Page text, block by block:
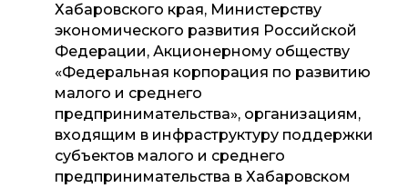
Хабаровского края, Министерству
экономического развития Российской
Федерации, Акционерному обществу
«Федеральная корпорация по развитию
малого и среднего
предпринимательства», организациям,
входящим в инфраструктуру поддержки
субъектов малого и среднего
предпринимательства в Хабаровском